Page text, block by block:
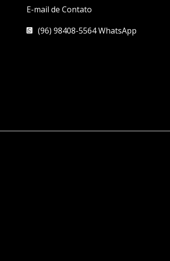
E-mail de Contato
(96) 98408-5564 WhatsApp